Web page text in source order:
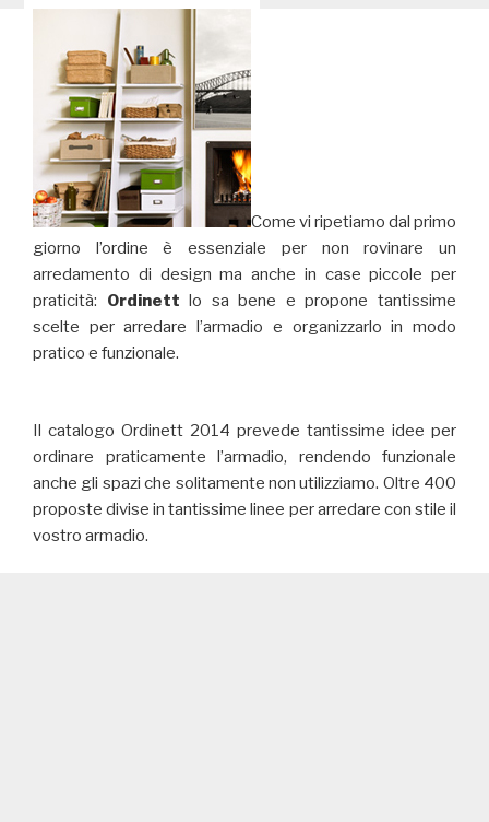
Come vi ripetiamo dal primo
giorno l’ordine è essenziale per non rovinare un
arredamento di design ma anche in case piccole per
praticità: Ordinett lo sa bene e propone tantissime
scelte per arredare l’armadio e organizzarlo in modo
pratico e funzionale.
Il catalogo Ordinett 2014 prevede tantissime idee per
ordinare praticamente l’armadio, rendendo funzionale
anche gli spazi che solitamente non utilizziamo. Oltre 400
proposte divise in tantissime linee per arredare con stile il
vostro armadio.